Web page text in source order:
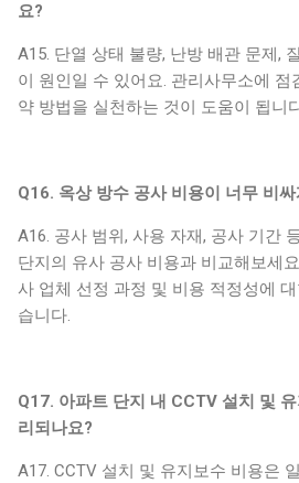
요?
A15. 단열 상태 불량, 난방 배관 문제,
이 원인일 수 있어요. 관리사무소에 점
약 방법을 실천하는 것이 도움이 됩니
Q16. 옥상 방수 공사 비용이 너무 비
A16. 공사 범위, 사용 자재, 공사 기간
단지의 유사 공사 비용과 비교해보세
사 업체 선정 과정 및 비용 적정성에
습니다.
Q17. 아파트 단지 내 CCTV 설치 및
리되나요?
A17. CCTV 설치 및 유지보수 비용은